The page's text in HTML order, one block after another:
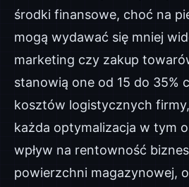
środki finansowe, choć na
mogą wydawać się mniej
marketing czy zakup
stanowią one od 15 do 35%
kosztów logistycznych
każda optymalizacja w tym
wpływ na rentowność
powierzchni magazynowej,